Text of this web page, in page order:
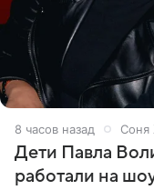
8 часов назад Соня
Дети Павла
работали на